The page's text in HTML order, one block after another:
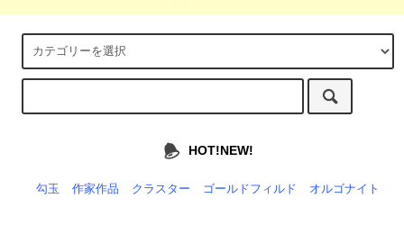
HOT!NEW!
勾玉 作家作品 クラスター ゴールドフィルド オルゴナイト